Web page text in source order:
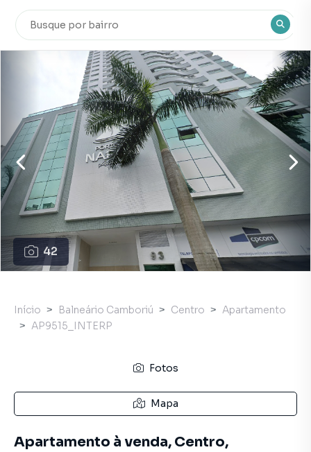
42
Início Balneário Camboriú Centro
Apartamento
AP9515_INTERP
Fotos
Mapa
Apartamento à venda, Centro,